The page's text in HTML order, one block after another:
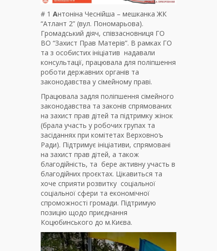
# 1 Антоніна Чеснійша – мешканка ЖК
“Атлант 2” (вул. Пономарьова).
Громадський діяч, співзасновниця ГО
ВО “Захист Прав Матерів”. В рамках ГО
та з особистих ініціатив надавали
консультації, працювала для поліпшення
роботи державних органів та
законодавства у сімейному праві.
Працювала задля поліпшення сімейного
законодавства та законів спрямованих
на захист прав дітей та підтримку жінок
(брала участь у робочих групах та
засіданнях при комітетах Верховноъ
Ради). Підтримує ініціативи, спрямовані
на захист прав дітей, а також
благодійність, та бере активну участь в
благодійних проєктах. Цікавиться та
хоче сприяти розвитку соціальної
соціальної сфери та економічної
спроможності громади. Підтримую
позицію щодо приєднання
Коцюбинського до м.Києва.